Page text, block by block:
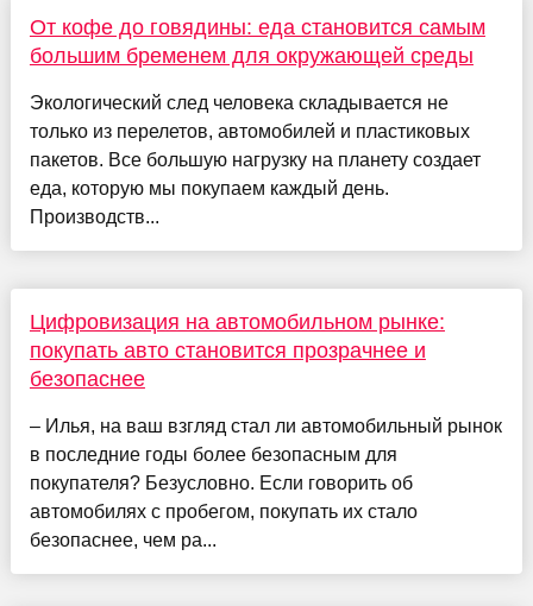
От кофе до говядины: еда становится самым
большим бременем для окружающей среды
Экологический след человека складывается не
только из перелетов, автомобилей и пластиковых
пакетов. Все большую нагрузку на планету создает
еда, которую мы покупаем каждый день.
Производств...
Цифровизация на автомобильном рынке:
покупать авто становится прозрачнее и
безопаснее
– Илья, на ваш взгляд стал ли автомобильный рынок
в последние годы более безопасным для
покупателя? Безусловно. Если говорить об
автомобилях с пробегом, покупать их стало
безопаснее, чем ра...